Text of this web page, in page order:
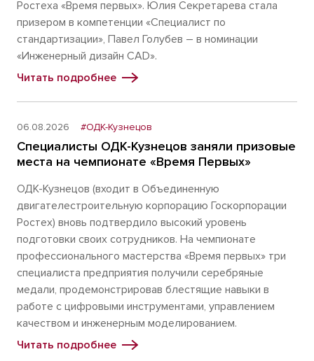
Ростеха «Время первых». Юлия Секретарева стала
призером в компетенции «Специалист по
стандартизации», Павел Голубев – в номинации
«Инженерный дизайн CAD».
Читать подробнее
06.08.2026 #ОДК-Кузнецов
Специалисты ОДК-Кузнецов заняли призовые
места на чемпионате «Время Первых»
ОДК-Кузнецов (входит в Объединенную
двигателестроительную корпорацию Госкорпорации
Ростех) вновь подтвердило высокий уровень
подготовки своих сотрудников. На чемпионате
профессионального мастерства «Время первых» три
специалиста предприятия получили серебряные
медали, продемонстрировав блестящие навыки в
работе с цифровыми инструментами, управлением
качеством и инженерным моделированием.
Читать подробнее